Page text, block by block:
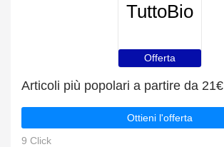
TuttoBio
Offerta
Articoli più popolari a partire da 21€
Ottieni l'offerta
9 Click